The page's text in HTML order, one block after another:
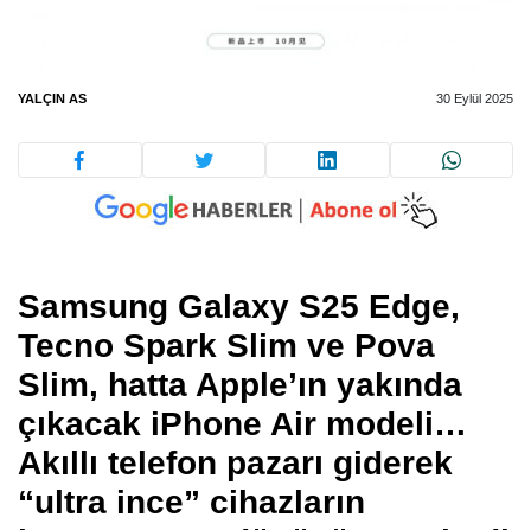
YALÇIN AS 30 Eylül 2025
Samsung Galaxy S25 Edge,
Tecno Spark Slim ve Pova
Slim, hatta Apple’ın yakında
çıkacak iPhone Air modeli…
Akıllı telefon pazarı giderek
“ultra ince” cihazların